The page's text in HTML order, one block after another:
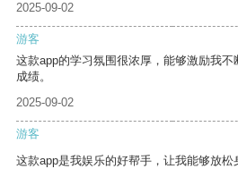
2025-09-02
游客
这款app的学习氛围很浓厚，能够激励我
成绩。
2025-09-02
游客
这款app是我娱乐的好帮手，让我能够放松